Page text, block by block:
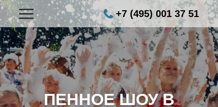
+7 (495) 001 37 51
ПЕННОЕ ШОУ В